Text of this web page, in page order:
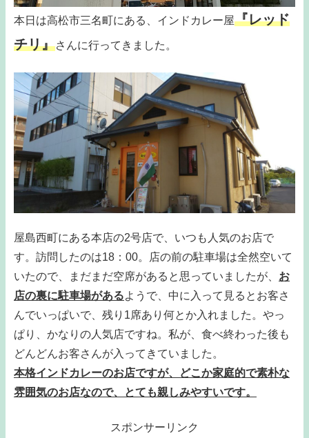
本日は高松市三名町にある、インドカレー屋『レッド
チリ』さんに行ってきました。
屋島西町にある本店の2号店で、いつも人気のお店で
す。訪問したのは18：00。店の前の駐車場は全然空いて
いたので、まだまだ空席があると思っていましたが、 お
店の裏に駐車場があるようで、中に入って見るとお客さ
んでいっぱいで、残り1席あり何とか入れました。やっ
ぱり、かなりの人気店ですね。私が、食べ終わった後も
どんどんお客さんが入ってきていました。
本格インドカレーのお店ですが、どこか家庭的で素朴な
雰囲気のお店なので、とても親しみやすいです。
スポンサーリンク